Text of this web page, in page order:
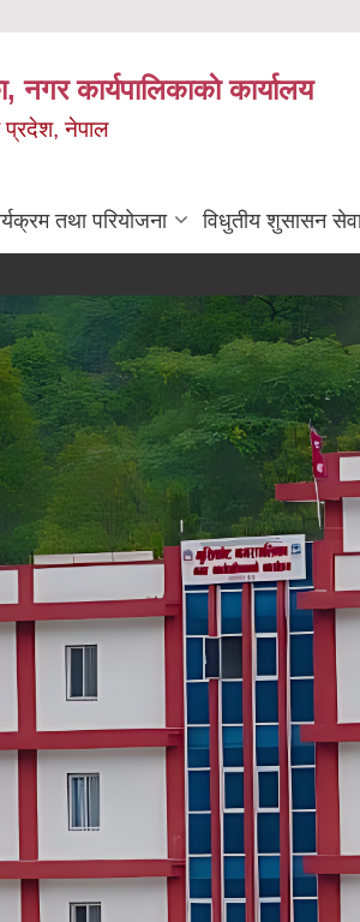
नगर कार्यपालिकाकाे कार्यालय
प्रदेश, नेपाल
तथा परियोजना विधुतीय शुसासन